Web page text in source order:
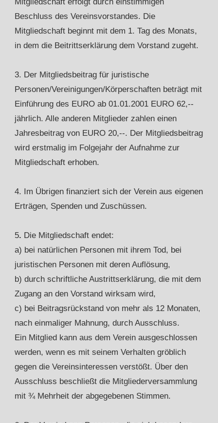
Beschluss des Vereinsvorstandes. Die
Mitgliedschaft beginnt mit dem 1. Tag des Monats,
in dem die Beitrittserklärung dem Vorstand zugeht.
3. Der Mitgliedsbeitrag für juristische
Personen/Vereinigungen/Körperschaften beträgt mit
Einführung des EURO ab 01.01.2001 EURO 62,--
jährlich. Alle anderen Mitglieder zahlen einen
Jahresbeitrag von EURO 20,--. Der Mitgliedsbeitrag
wird erstmalig im Folgejahr der Aufnahme zur
Mitgliedschaft erhoben.
4. Im Übrigen finanziert sich der Verein aus eigenen
Erträgen, Spenden und Zuschüssen.
5. Die Mitgliedschaft endet:
a) bei natürlichen Personen mit ihrem Tod, bei
juristischen Personen mit deren Auflösung,
b) durch schriftliche Austrittserklärung, die mit dem
Zugang an den Vorstand wirksam wird,
c) bei Beitragsrückstand von mehr als 12 Monaten,
nach einmaliger Mahnung, durch Ausschluss.
Ein Mitglied kann aus dem Verein ausgeschlossen
werden, wenn es mit seinem Verhalten gröblich
gegen die Vereinsinteressen verstößt. Über den
Ausschluss beschließt die Mitgliederversammlung
mit ¾ Mehrheit der abgegebenen Stimmen.